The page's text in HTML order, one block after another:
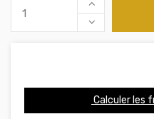
Calculer les